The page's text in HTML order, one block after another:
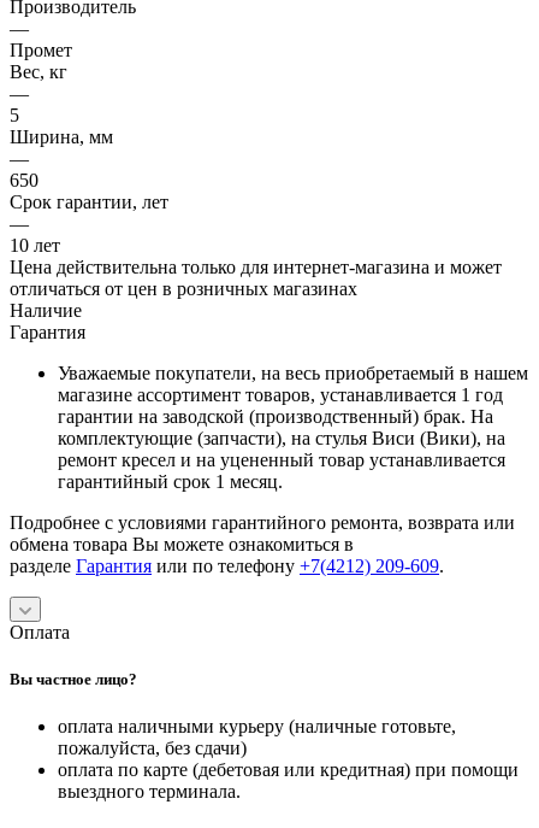
Производитель
—
Промет
Вес, кг
—
5
Ширина, мм
—
650
Срок гарантии, лет
—
10 лет
Цена действительна только для интернет-магазина и может
отличаться от цен в розничных магазинах
Наличие
Гарантия
Уважаемые покупатели, на весь приобретаемый в нашем
магазине ассортимент товаров, устанавливается 1 год
гарантии на заводской (производственный) брак. На
комплектующие (запчасти), на стулья Виси (Вики), на
ремонт кресел и на уцененный товар устанавливается
гарантийный срок 1 месяц.
Подробнее с условиями гарантийного ремонта, возврата или
обмена товара Вы можете ознакомиться в
разделе Гарантия или по телефону +7(4212) 209-609.
Оплата
Вы частное лицо?
оплата наличными курьеру (наличные готовьте,
пожалуйста, без сдачи)
оплата по карте (дебетовая или кредитная) при помощи
выездного терминала.